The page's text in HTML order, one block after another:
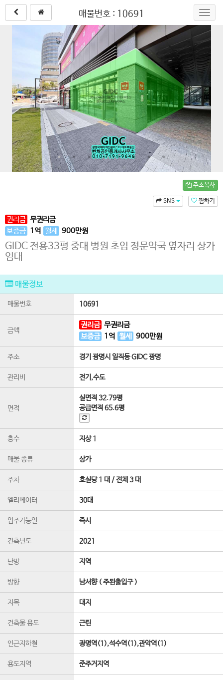
매물번호 : 10691
주소복사
찜하기
SNS
권리금 무권리금
보증금 1 억 월세 900만원
GIDC 전용33평 중대 병원 초입 정문약국 옆자리 상가
임대
매물정보
매물번호 10691
금액
권리금 무권리금
보증금 1 억 월세 900만원
주소 경기 광명시 일직동 GIDC 광명
관리비 전기,수도
면적
실면적32.79평
공급면적65.6평
층수 지상 1
매물 종류 상가
주차 호실당 1 대 / 전체 3 대
엘리베이터 30대
입주가능일 즉시
건축년도 2021
난방 지역
방향 남서향 ( 주된출입구 )
지목 대지
건축물 용도 근린
인근지하철 광명역(1),석수역(1),관악역(1)
용도지역 준주거지역